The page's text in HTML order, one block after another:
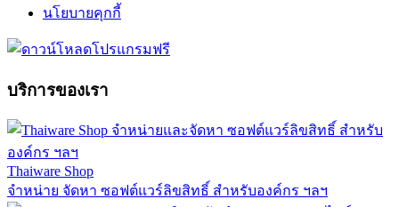
นโยบายคุกกี้
บริการของเรา
Thaiware Shop
จำหน่าย จัดหา ซอฟต์แวร์ลิขสิทธิ์ สำหรับองค์กร ฯลฯ